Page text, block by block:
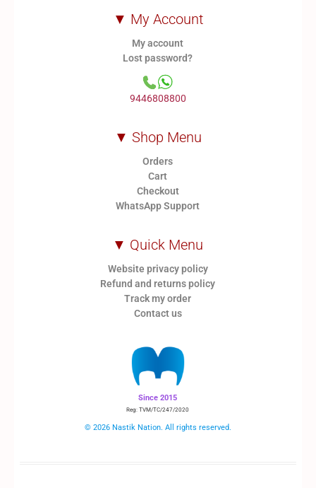
▼ My Account
My account
Lost password?
9446808800
▼ Shop Menu
Orders
Cart
Checkout
WhatsApp Support
▼ Quick Menu
Website privacy policy
Refund and returns policy
Track my order
Contact us
Since 2015
Reg: TVM/TC/247/2020
© 2026 Nastik Nation. All rights reserved.